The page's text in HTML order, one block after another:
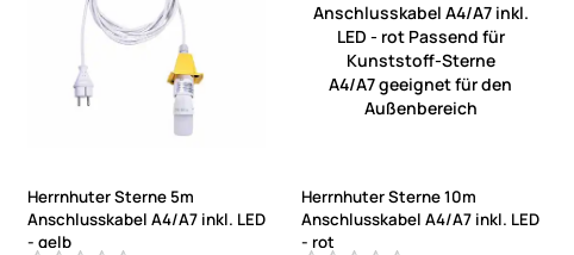
Herrnhuter Sterne 5m
Anschlusskabel A4/A7 inkl. LED
- gelb
Herrnhuter Sterne 10m
Anschlusskabel A4/A7 inkl. LED
- rot